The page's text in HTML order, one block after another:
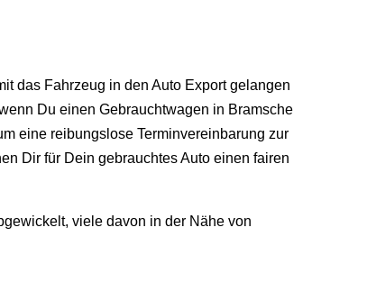
das Fahrzeug in den Auto Export gelangen
Du einen Gebrauchtwagen in Bramsche
eine reibungslose Terminvereinbarung zur
Dir für Dein gebrauchtes Auto einen fairen
viele davon in der Nähe von